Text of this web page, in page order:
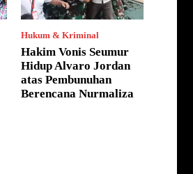
Hukum & Kriminal
Hakim Vonis Seumur
Hidup Alvaro Jordan
atas Pembunuhan
Berencana Nurmaliza